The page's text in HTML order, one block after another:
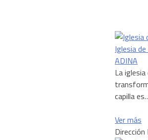
Iglesia
ADINA
La
capilla
Ver más
Dirección